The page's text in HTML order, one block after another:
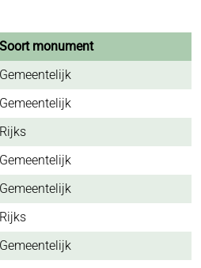
Soort monument
Gemeentelijk
Gemeentelijk
Rijks
Gemeentelijk
Gemeentelijk
Rijks
Gemeentelijk